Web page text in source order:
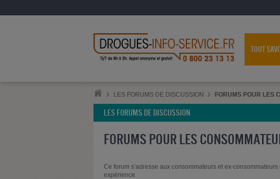
TOUT
LES FORUMS DE DISCUSSION FORUMS POUR LES
LES FORUMS DE DISCUSSION
FORUMS POUR LES
Ce forum s’adresse aux consommateurs et ex-
expérience.